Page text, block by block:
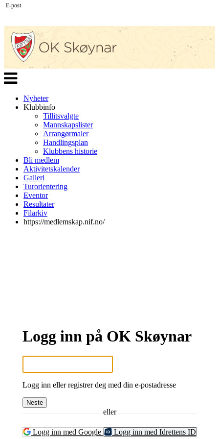
Veksle
navigasjon
Nyheter
Klubbinfo
Tillitsvalgte
Mannskapslister
Arrangørmaler
Handlingsplan
Klubbens historie
Bli medlem
Aktivitetskalender
Galleri
Turorientering
Eventor
Resultater
Filarkiv
https://medlemskap.nif.no/
Logg inn på OK Skøynar
E-post
Logg inn eller registrer deg med din e-postadresse
Neste
eller
Logg inn med Google Logg inn med Idrettens ID